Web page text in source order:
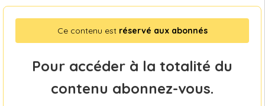
Ce contenu est réservé aux abonnés
Pour accéder à la totalité du
contenu abonnez-vous.